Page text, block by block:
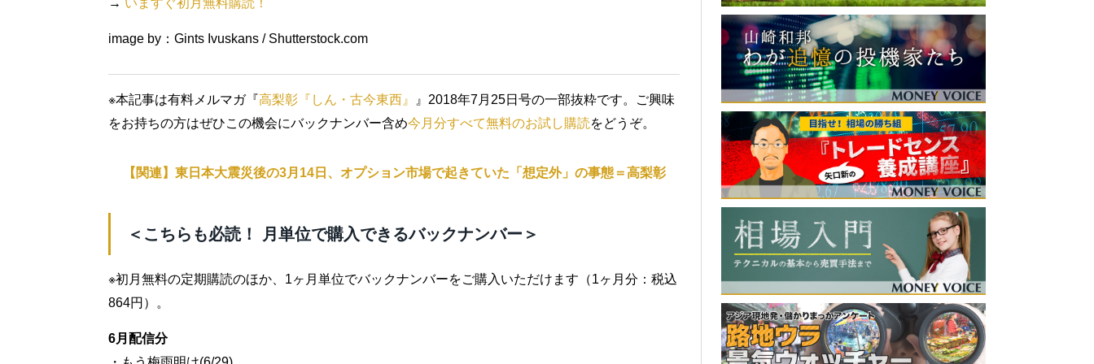
image by：Gints Ivuskans / Shutterstock.com
※本記事は有料メルマガ『高梨彰『しん・古今東西』
』2018年7月25日号の一部抜粋です。ご興味
をお持ちの方はぜひこの機会にバックナンバー含め今月分すべて無料のお試し購読をどうぞ。
【関連】東日本大震災後の3月14日、オプション市場で起きていた「想定外」の事態＝高梨彰
＜こちらも必読！ 月単位で購入できるバックナンバー＞
※初月無料の定期購読のほか、1ヶ月単位でバックナンバーをご購入いただけます（1ヶ月分：税込
864円）。
6月配信分